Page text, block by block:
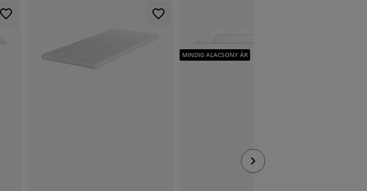
MINDIG ALACSONY ÁR